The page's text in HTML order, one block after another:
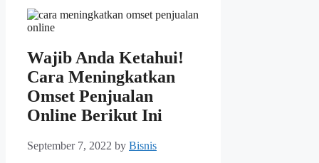
Wajib Anda Ketahui!
Cara Meningkatkan
Omset Penjualan
Online Berikut Ini
September 7, 2022 by Bisnis